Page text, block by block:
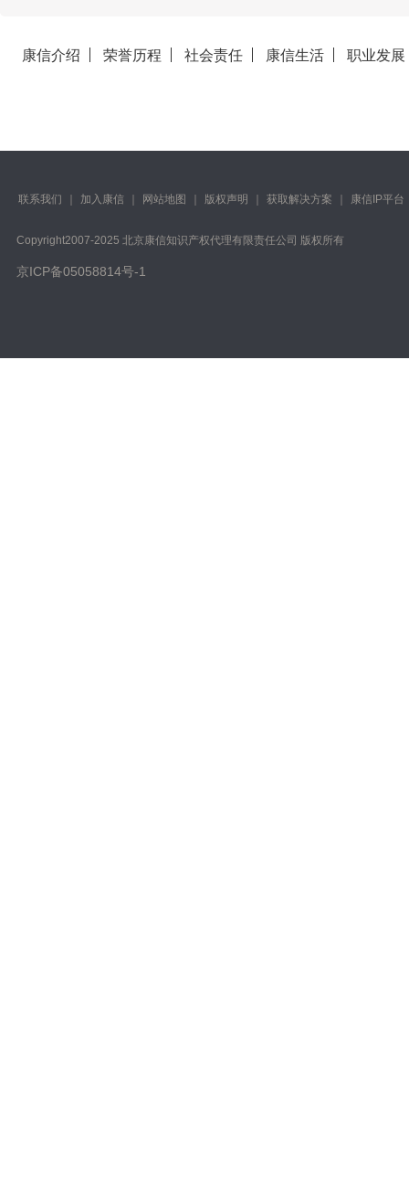
康信介绍 荣誉历程 社会责任 康信生活 职业发展
联系我们 加入康信 网站地图 版权声明 获取解决方案 康信IP平台
Copyright️2007-2025 北京康信知识产权代理有限责任公司 版权所有
京ICP备05058814号-1